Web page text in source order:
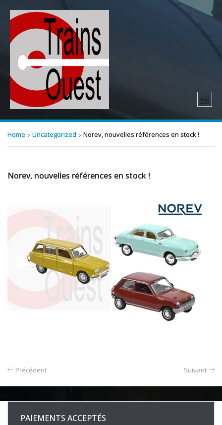
Home Uncategorized Norev, nouvelles références en stock !
Norev, nouvelles références en stock !
Précédent Suivant
PAIEMENTS ACCEPTÉS